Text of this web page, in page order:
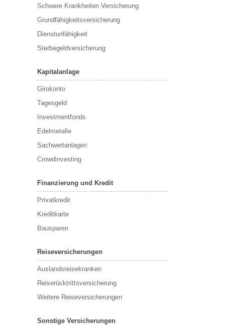
Schwere Krankheiten Versicherung
Grundfähigkeitsversicherung
Dienstunfähigkeit
Sterbegeldversicherung
Kapitalanlage
Girokonto
Tagesgeld
Investmentfonds
Edelmetalle
Sachwertanlagen
Crowdinvesting
Finanzierung und Kredit
Privatkredit
Kreditkarte
Bausparen
Reiseversicherungen
Auslandsreisekranken
Reiserücktrittsversicherung
Weitere Reiseversicherungen
Sonstige Versicherungen